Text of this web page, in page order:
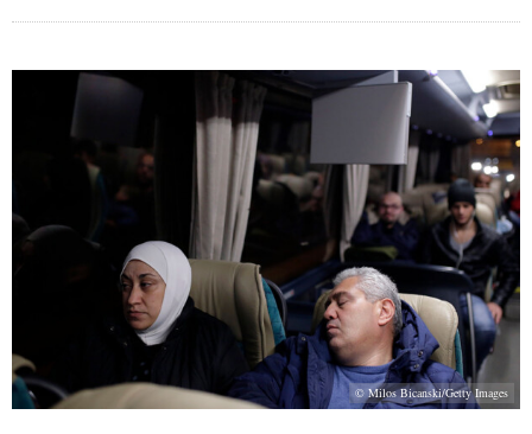
© Milos Bicanski/Getty Images